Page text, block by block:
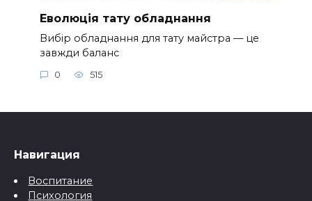
Еволюція тату обладнання
Вибір обладнання для тату майстра — це
завжди баланс
0 515
Навигация
Воспитание
Психология